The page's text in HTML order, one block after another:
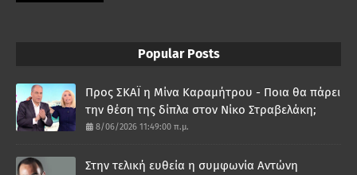
Popular Posts
Προς ΣΚΑΪ η Μίνα Καραμήτρου - Ποια θα πάρει
την θέση της δίπλα στον Νίκο Στραβελάκη;
8/06/2026 11:49:00 π.μ.
Στην τελική ευθεία η συμφωνία Αντώνη